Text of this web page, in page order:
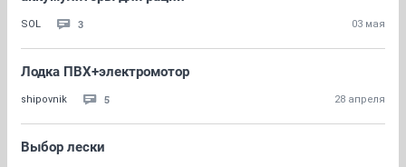
SOL 3 03 мая
Лодка ПВХ+электромотор
shipovnik 5 28 апреля
Выбор лески